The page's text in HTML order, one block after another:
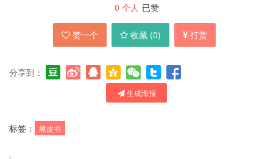
0 个人 已赞
赞一个 收藏 (0) 打赏
分享到：
生成海报
标签： 黑皮书